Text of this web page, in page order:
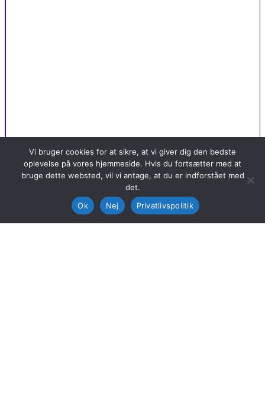
Vi bruger cookies for at sikre, at vi giver dig den bedste
oplevelse på vores hjemmeside. Hvis du fortsætter med at
bruge dette websted, vil vi antage, at du er indforstået med
det.
Ok
Nej Privatlivspolitik